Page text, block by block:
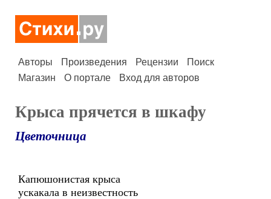
Авторы Произведения Рецензии
Поиск
Магазин
О портале Вход для авторов
Крыса прячется в шкафу
Цветочница
Капюшонистая крыса
ускакала в неизвестность